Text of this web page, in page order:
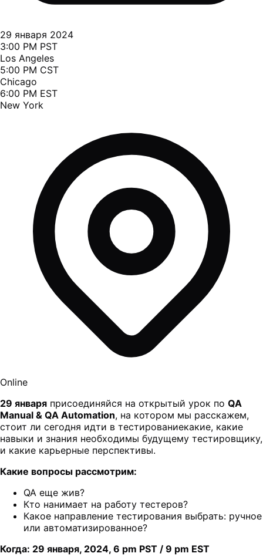
29 января 2024
3:00 PM PST
Los Angeles
5:00 PM CST
Chicago
6:00 PM EST
New York
Online
29 января присоединяйся на открытый урок по QA
Manual & QA Automation, на котором мы расскажем,
стоит ли сегодня идти в тестированиекакие, какие
навыки и знания необходимы будущему тестировщику,
и какие карьерные перспективы.
Какие вопросы рассмотрим:
QA еще жив?
Кто нанимает на работу тестеров?
Какое направление тестирования выбрать: ручное
или автоматизированное?
Когда: 29 января, 2024, 6 pm PST / 9 pm EST